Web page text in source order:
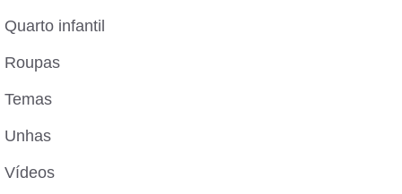
Quarto infantil
Roupas
Temas
Unhas
Vídeos